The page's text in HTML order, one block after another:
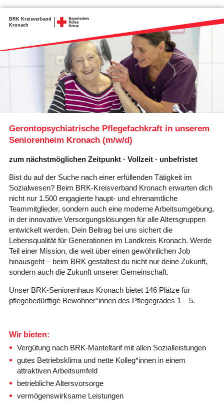
BRK Kreisverband
Kronach
Gerontopsychiatrische Pflegefachkraft in unserem
Seniorenheim Kronach (m/w/d)
zum nächstmöglichen Zeitpunkt · Vollzeit · unbefristet
Bist du auf der Suche nach einer erfüllenden Tätigkeit im
Sozialwesen? Beim BRK-Kreisverband Kronach erwarten dich
nicht nur 1.500 engagierte haupt- und ehrenamtliche
Teammitglieder, sondern auch eine moderne Arbeitsumgebung,
in der innovative Versorgungslösungen für alle Altersgruppen
entwickelt werden. Dein Beitrag bei uns sichert die
Lebensqualität für Generationen im Landkreis Kronach. Werde
Teil einer Mission, die weit über einen gewöhnlichen Job
hinausgeht – beim BRK gestaltest du nicht nur deine Zukunft,
sondern auch die Zukunft unserer Gemeinschaft.
Unser BRK-Seniorenhaus Kronach bietet 146 Plätze für
pflegebedürftige Bewohner*innen des Pflegegrades 1 – 5.
Wir bieten:
Vergütung nach BRK-Manteltarif mit allen Sozialleistungen
gutes Betriebsklima und nette Kolleg*innen in einem
attraktiven Arbeitsumfeld
betriebliche Altersvorsorge
vermögenswirksame Leistungen